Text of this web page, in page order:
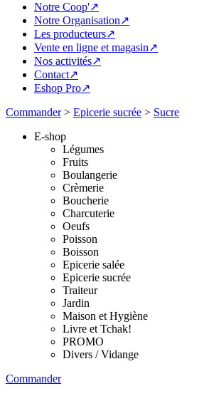
Notre Coop'↗
Notre Organisation↗
Les producteurs↗
Vente en ligne et magasin↗
Nos activités↗
Contact↗
Eshop Pro↗
Commander> Epicerie sucrée > Sucre
E-shop
Légumes
Fruits
Boulangerie
Crèmerie
Boucherie
Charcuterie
Oeufs
Poisson
Boisson
Epicerie salée
Epicerie sucrée
Traiteur
Jardin
Maison et Hygiène
Livre et Tchak!
PROMO
Divers / Vidange
Commander